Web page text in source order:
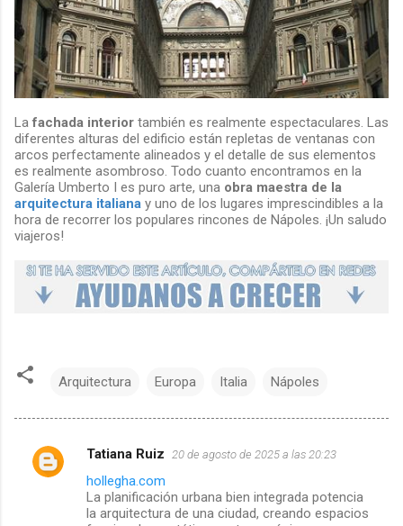
Lafachada interior también es realmente espectaculares. Las
diferentes alturas del edificio están repletas de ventanas con
arcos perfectamente alineados y el detalle de sus elementos
es realmente asombroso. Todo cuanto encontramos en la
Galería Umberto I es puro arte, una obra maestra de la
arquitectura italiana y uno de los lugares imprescindibles a la
hora de recorrer los populares rincones de Nápoles. ¡Un saludo
viajeros!
Arquitectura Europa Italia Nápoles
C
Tatiana Ruiz 20 de agosto de 2025 a las 20:23
hollegha.com
La planificación urbana bien integrada potencia
la arquitectura de una ciudad, creando espacios